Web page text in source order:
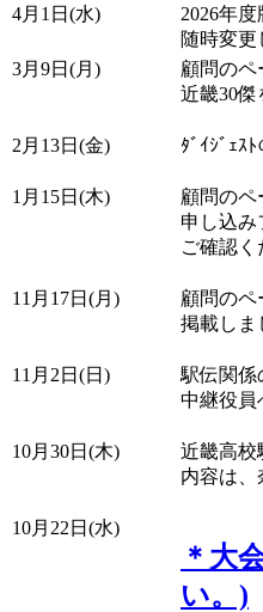
4月1日(水)
2026年度
随時変更
3月9日(月)
顧問のペ
近畿30傑
2月13日(金) ﾀﾞｲｼﾞｪｽ
1月15日(木)
顧問のペ
申し込み
ご確認く
11月17日(月)
顧問のペ
掲載しま
11月2日(日)
駅伝関係
中継役員
10月30日(木)
近畿高校
内容は、
10月22日(水)
＊大
い。)